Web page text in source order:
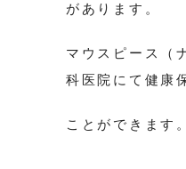
があります。
マウスピース（
科医院にて健康
ことができます。